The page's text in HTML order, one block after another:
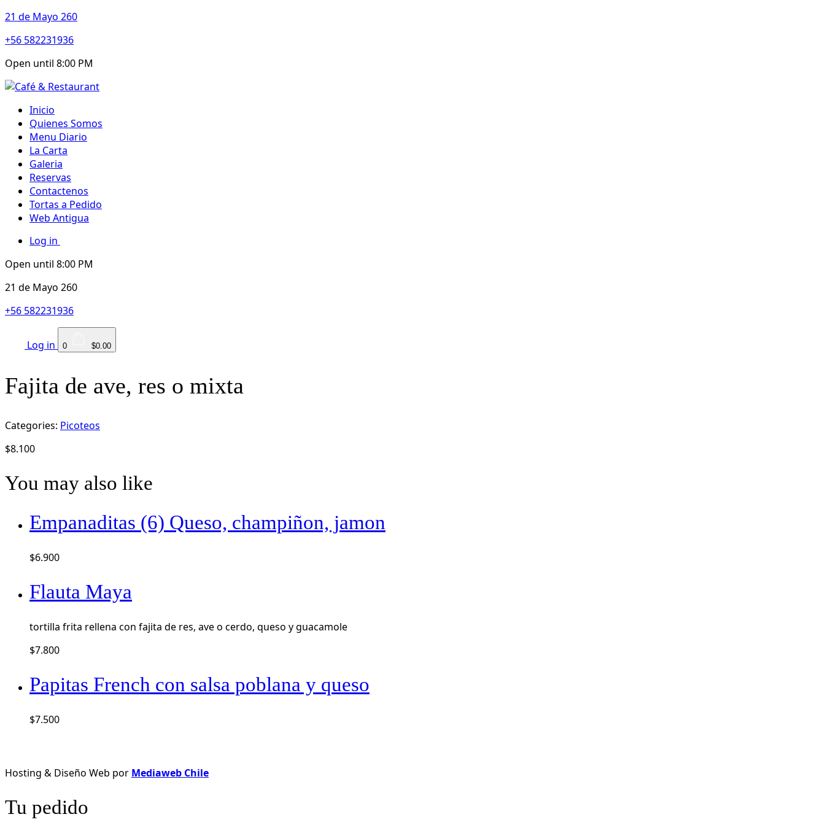
21 de Mayo 260
+56 582231936
Open until 8:00 PM
Inicio
Quienes Somos
Menu Diario
La Carta
Galeria
Reservas
Contactenos
Tortas a Pedido
Web Antigua
Log in
Open until 8:00 PM
21 de Mayo 260
+56 582231936
Log in 0 $0.00
Fajita de ave, res o mixta
Categories: Picoteos
$8.100
You may also like
Empanaditas (6) Queso, champiñon, jamon
$6.900
Flauta Maya
tortilla frita rellena con fajita de res, ave o cerdo, queso y guacamole
$7.800
Papitas French con salsa poblana y queso
$7.500
Hosting & Diseño Web por Mediaweb Chile
Tu pedido